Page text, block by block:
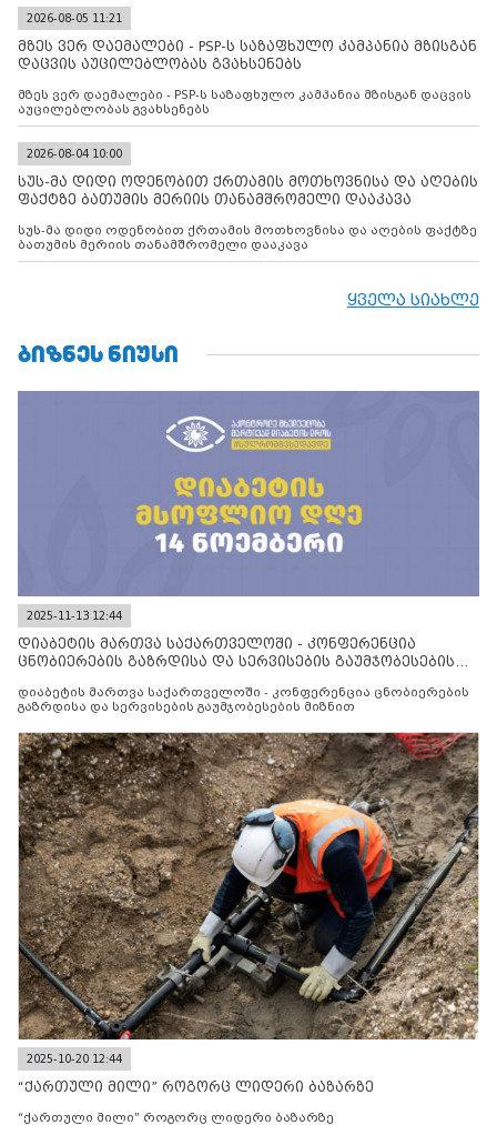
2026-08-05 11:21
მზეს ვერ დაემალები - PSP-ს საზაფხულო კამპანია მზისგან
დაცვის აუცილებლობას გვახსენებს
მზეს ვერ დაემალები - PSP-ს საზაფხულო კამპანია მზისგან დაცვის
აუცილებლობას გვახსენებს
2026-08-04 10:00
სუს-მა დიდი ოდენობით ქრთამის მოთხოვნისა და აღების
ფაქტზე ბათუმის მერიის თანამშრომელი დააკავა
სუს-მა დიდი ოდენობით ქრთამის მოთხოვნისა და აღების ფაქტზე
ბათუმის მერიის თანამშრომელი დააკავა
ყველა სიახლე
ᲑᲘᲖᲜᲔᲡ ᲜᲘᲣᲡᲘ
2025-11-13 12:44
დიაბეტის მართვა საქართველოში - კონფერენცია
ცნობიერების გაზრდისა და სერვისების გაუმჯობესების
დიაბეტის მართვა საქართველოში - კონფერენცია ცნობიერების
გაზრდისა და სერვისების გაუმჯობესების მიზნით
2025-10-20 12:44
“ქართული მილი” როგორც ლიდერი ბაზარზე
“ქართული მილი” როგორც ლიდერი ბაზარზე